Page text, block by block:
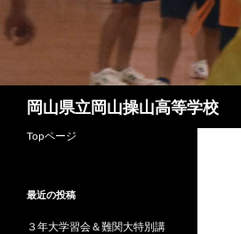
プ
岡山県立岡山操山高等学校
Topページ
最近の投稿
３年大学習会＆難関大特別講